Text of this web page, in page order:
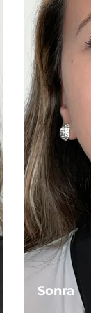
Sonra